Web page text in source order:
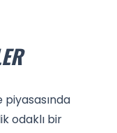
piyasasında
odaklı bir